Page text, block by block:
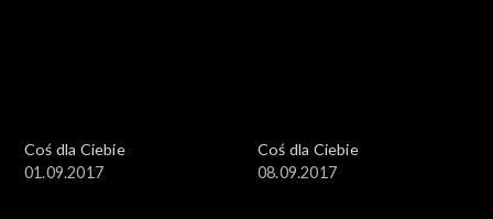
Coś dla Ciebie
01.09.2017
Coś dla Ciebie
08.09.2017